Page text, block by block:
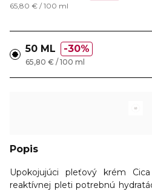
65,80 € / 100 ml
50 ML 30%
65,80 € / 100 ml
Popis
Upokojujúci pleťový krém
reaktívnej pleti potrebnú